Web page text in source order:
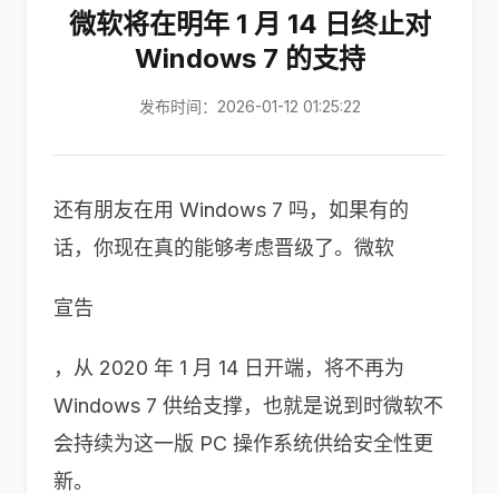
微软将在明年 1 月 14 日终止对
Windows 7 的支持
发布时间：2026-01-12 01:25:22
还有朋友在用 Windows 7 吗，如果有的
话，你现在真的能够考虑晋级了。微软
宣告
，从 2020 年 1 月 14 日开端，将不再为
Windows 7 供给支撑，也就是说到时微软不
会持续为这一版 PC 操作系统供给安全性更
新。